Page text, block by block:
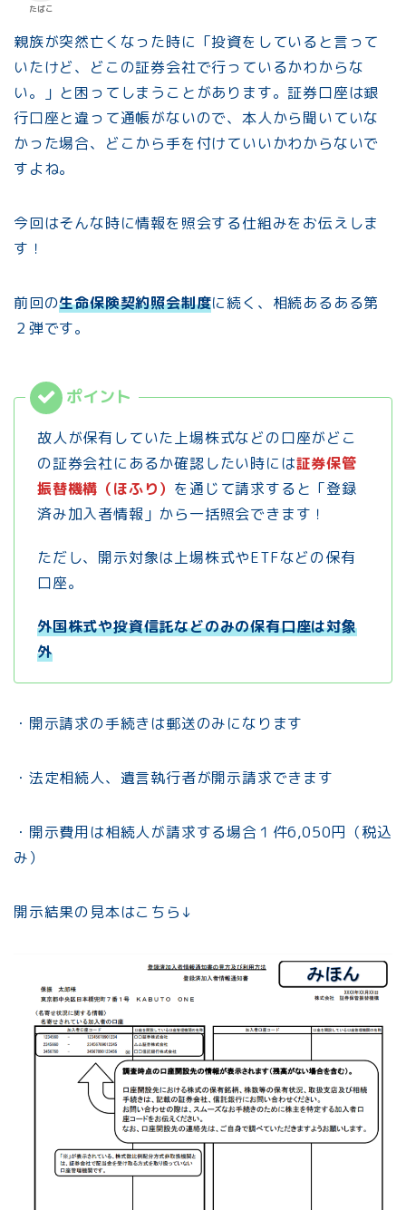
たぱこ
親族が突然亡くなった時に「投資をしていると言って
いたけど、どこの証券会社で行っているかわからな
い。」と困ってしまうことがあります。証券口座は銀
行口座と違って通帳がないので、本人から聞いていな
かった場合、どこから手を付けていいかわからないで
すよね。
今回はそんな時に情報を照会する仕組みをお伝えしま
す！
前回の生命保険契約照会制度に続く、相続あるある第
２弾です。
故人が保有していた上場株式などの口座がどこ
の証券会社にあるか確認したい時には証券保管
振替機構（ほふり） を通じて請求すると「登録
済み加入者情報」から一括照会できます！
ただし、開示対象は上場株式やETFなどの保有
口座。
外国株式や投資信託などのみの保有口座は対象
外
・開示請求の手続きは郵送のみになります
・法定相続人、遺言執行者が開示請求できます
・開示費用は相続人が請求する場合１件6,050円（税込
み）
開示結果の見本はこちら↓